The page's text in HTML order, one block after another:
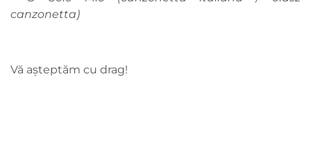
canzonetta)
Vă așteptăm cu drag!